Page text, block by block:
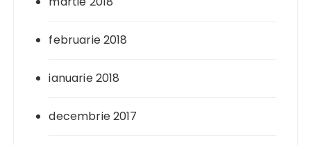
februarie 2018
ianuarie 2018
decembrie 2017